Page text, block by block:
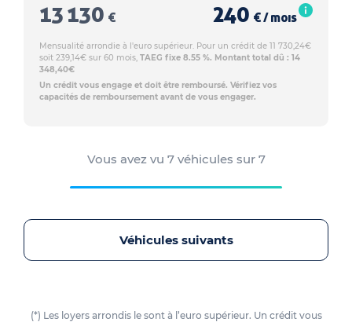
13 130 € 240 € / mois
Mensualité arrondie à l'euro supérieur. Pour un crédit de 11 730,24€
soit 239,14€ sur 60 mois, TAEG fixe 8.55 %. Montant total dû : 14
348,40€
Un crédit vous engage et doit être remboursé. Vérifiez vos
capacités de remboursement avant de vous engager.
Vous avez vu 7 véhicules sur 7
Véhicules suivants
(*) Les loyers arrondis le sont à l’euro supérieur. Un crédit vous